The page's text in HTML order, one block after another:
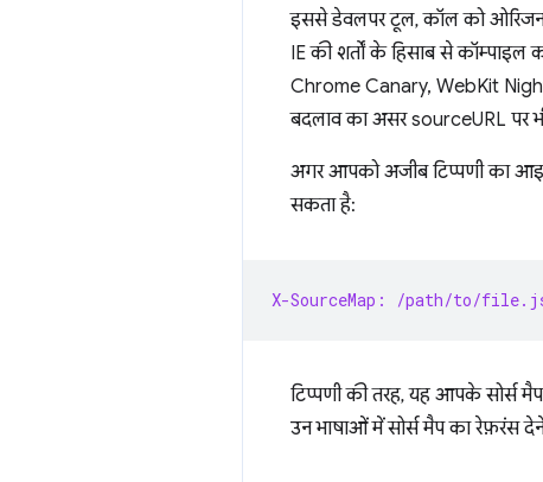
इससे डेवलपर टूल, कॉल को
IE की शर्तों के हिसाब से
Chrome Canary, WebKit
बदलाव का असर sourceURL पर
अगर आपको अजीब टिप्पणी का
सकता है:
X-SourceMap: /path/to/
टिप्पणी की तरह, यह आपके सोर्स
उन भाषाओं में सोर्स मैप का रेफ़रंस